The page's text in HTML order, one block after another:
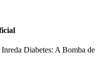
Diabetes: A Bomba